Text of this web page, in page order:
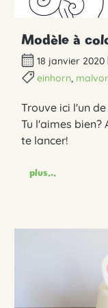
Modèle à
18 janvier 2020
einhorn,
Trouve ici l'un
Tu l'aimes bien?
te lancer!
plus...